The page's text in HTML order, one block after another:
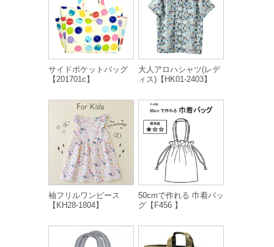
サイドポケットバッグ
【201701c】
大人アロハシャツ(レデ
ィス)【HK01-2403】
袖フリルワンピース
【KH28-1804】
50cmで作れる 巾着バッ
グ【F456 】